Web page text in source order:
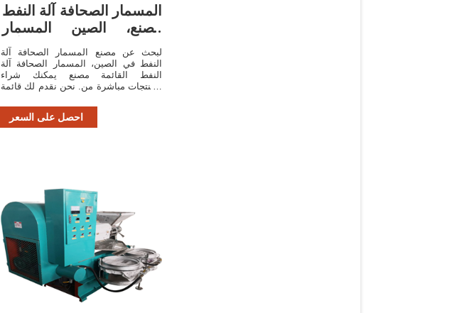
المسمار الصحافة آلة النفط
مصنع، الصين المسمار
الصحافة آلة
لبحث عن مصنع المسمار الصحافة آلة
النفط في الصين، المسمار الصحافة آلة
النفط القائمة مصنع يمكنك شراء
المنتجات مباشرة من. نحن نقدم لك قائمة
الصحافة آلة النفط المصانع / الشركات
المصنعة
احصل على السعر